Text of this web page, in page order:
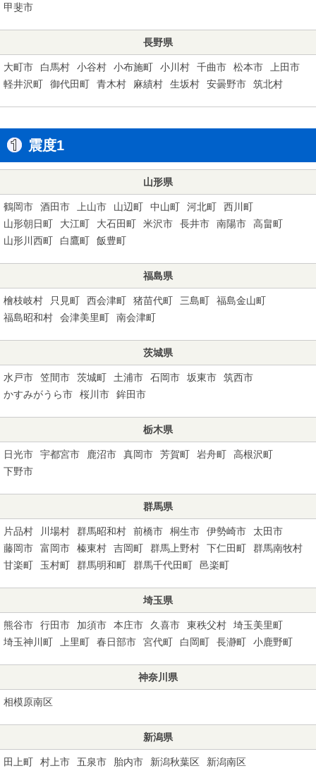
甲斐市
長野県
大町市 白馬村 小谷村 小布施町 小川村 千曲市 松本市
上田市
軽井沢町
御代田町 青木村 麻績村 生坂村 安曇野市 筑北村
震度1
山形県
鶴岡市 酒田市 上山市 山辺町 中山町 河北町
西川町
山形朝日町
大江町 大石田町 米沢市 長井市 南陽市
高畠町
山形川西町
白鷹町 飯豊町
福島県
檜枝岐村 只見町 西会津町 猪苗代町 三島町
福島金山町
福島昭和村
会津美里町 南会津町
茨城県
水戸市 笠間市 茨城町 土浦市 石岡市 坂東市
筑西市
かすみがうら市
桜川市 鉾田市
栃木県
日光市 宇都宮市 鹿沼市 真岡市 芳賀町 岩舟町
高根沢町
下野市
群馬県
片品村 川場村 群馬昭和村 前橋市 桐生市 伊勢崎市
太田市
藤岡市
富岡市 榛東村 吉岡町 群馬上野村 下仁田町
群馬南牧村
甘楽町
玉村町 群馬明和町 群馬千代田町 邑楽町
埼玉県
熊谷市 行田市 加須市 本庄市 久喜市 東秩父村
埼玉美里町
埼玉神川町
上里町 春日部市 宮代町 白岡町 長瀞町 小鹿野町
神奈川県
相模原南区
新潟県
田上町 村上市 五泉市 胎内市 新潟秋葉区 新潟南区